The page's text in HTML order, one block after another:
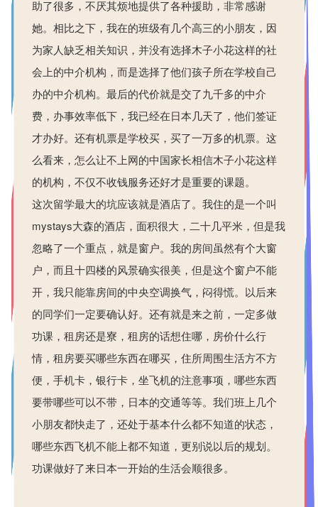
助了很多，不厌其烦地提供了各种援助，非常感谢
她。相比之下，我在的班级有几个高三的小朋友，因
为家人缺乏相关知识，并没有选择木子小花这样的社
会上的中介机构，而是选择了他们孩子所在学校自己
办的中介机构。最后的代价就是交了九千多的中介
费，办事效率低下，我已经在日本几天了，他们签证
才办好。还有机票是学校买，买了一万多的机票。这
么看来，怎么让不上网的中国家长相信木子小花这样
的机构，不仅不收钱服务还好才是重要的课题。
这次留学最大的坑应该就是酒店了。我住的是一个叫
mystays大森的酒店，面积很大，二十几平米，但是我
忽略了一个重点，就是窗户。我的房间虽然有个大窗
户，而且十四楼的风景确实很美，但是这个窗户不能
开，我只能靠房间的中央空调换气，闷得慌。以后来
的同学们一定要确认好。还有就是来之前，一定多做
功课，租房还是寮，租房的话想住哪，房价什么行
情，租房要买哪些东西在哪买，住所周围生活方不方
便，手机卡，银行卡，坐飞机的注意事项，哪些东西
要带哪些可以不带，日本的交通等等。我们班上几个
小朋友都快走了，还处于基本什么都不知道的状态，
哪些东西飞机不能上都不知道，更别说以后的规划。
功课做好了来日本一开始的生活会顺很多。